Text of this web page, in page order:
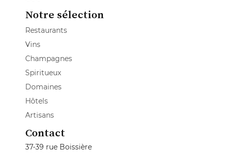
Notre sélection
Restaurants
Vins
Champagnes
Spiritueux
Domaines
Hôtels
Artisans
Contact
37-39 rue Boissière